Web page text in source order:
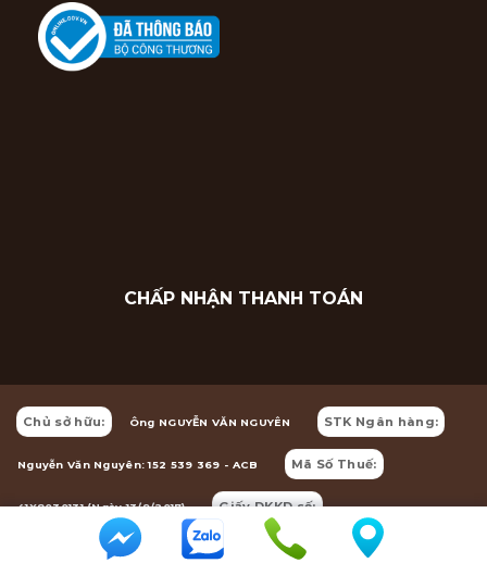
CHẤP NHẬN THANH TOÁN
Chủ sở hữu: Ông NGUYỄN VĂN NGUYÊN STK Ngân hàng:
Nguyễn Văn Nguyên: 152 539 369 - ACB Mã Số Thuế:
41X8030131 (Ngày 13/9/2017) Giấy DKKD số:
41X8030131 (Ngày 13/9/2017)